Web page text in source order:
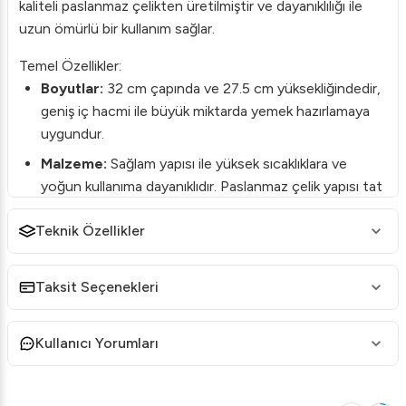
kaliteli paslanmaz çelikten üretilmiştir ve dayanıklılığı ile
uzun ömürlü bir kullanım sağlar.
Temel Özellikler:
Boyutlar: 32 cm çapında ve 27.5 cm yüksekliğindedir,
geniş iç hacmi ile büyük miktarda yemek hazırlamaya
uygundur.
Malzeme: Sağlam yapısı ile yüksek sıcaklıklara ve
yoğun kullanıma dayanıklıdır. Paslanmaz çelik yapısı tat
ve koku transferini önler.
Kapak:Isı kaybını önleyen sıkı kapak tasarımı,
yemeklerinizi minimum enerji harcayarak pişirmenize
olanak tanır.
Kullanım Alanı:Endüstriyel mutfak ekipmanları
kategorisinde yer alır ve otel, restoran gibi yoğun
Teknik Özellikler
Taksit Seçenekleri
Kullanıcı Yorumları